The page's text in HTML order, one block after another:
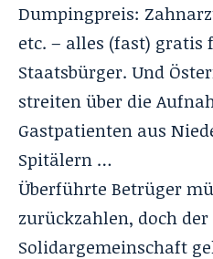
Dumpingpreis:
etc. – alles (fast) gratis
Staatsbürger. Und
streiten über die
Gastpatienten aus
Spitälern …
Überführte Betrüger
zurückzahlen, doch
Solidargemeinschaft